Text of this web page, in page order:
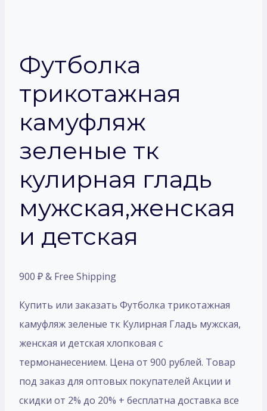
Футболка
трикотажная
камуфляж
зеленые тк
кулирная гладь
мужская,женская
и детская
900 ₽& Free Shipping
Купить или заказать Футболка трикотажная
камуфляж зеленые тк Кулирная Гладь мужская,
женская и детская хлопковая с
термонанесением. Цена от 900 рублей. Товар
под заказ для оптовых покупателей Акции и
скидки от 2% до 20% + бесплатна доставка все